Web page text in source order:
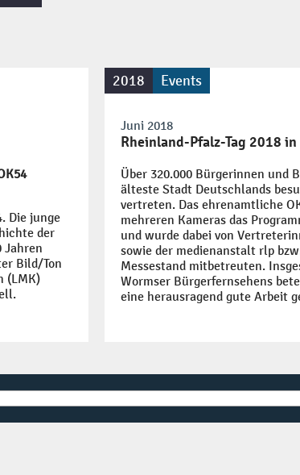
Die junge
der
Jahren
Bild/Ton
(LMK)
2018 Events
Juni 2018
Rheinland-Pfalz-Tag 2018 in
Über 320.000 Bürgerinnen und
älteste Stadt Deutschlands
vertreten. Das ehrenamtliche
mehreren Kameras das
und wurde dabei von
sowie der medienanstalt rlp
Messestand mitbetreuten.
Wormser Bürgerfernsehens
eine herausragend gute Arbeit